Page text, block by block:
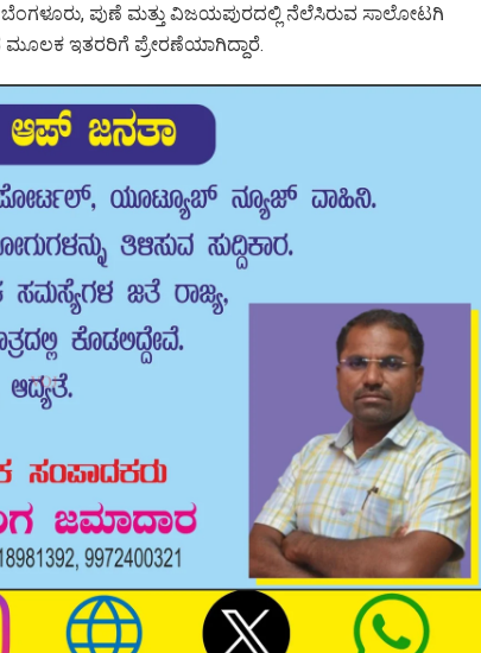
ಪುಣೆ ಮತ್ತು ವಿಜಯಪುರದಲ್ಲಿ ನೆಲೆಸಿರುವ ಸಾಲೋಟಗಿ
ಇತರರಿಗೆ ಪ್ರೇರಣೆಯಾಗಿದ್ದಾರೆ.